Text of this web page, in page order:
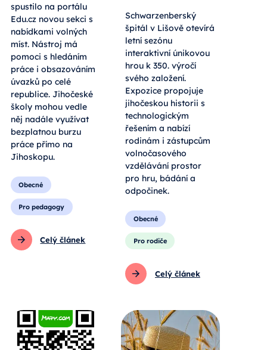
spustilo na portálu
Edu.cz novou sekci s
nabídkami volných
míst. Nástroj má
pomoci s hledáním
práce i obsazováním
úvazků po celé
republice. Jihočeské
školy mohou vedle
něj nadále využívat
bezplatnou burzu
práce přímo na
Jihoskopu.
Obecné
Pro pedagogy
Celý článek
Schwarzenberský
špitál v Lišově otevírá
letní sezónu
interaktivní únikovou
hrou k 350. výročí
svého založení.
Expozice propojuje
jihočeskou historii s
technologickým
řešením a nabízí
rodinám i zástupcům
volnočasového
vzdělávání prostor
pro hru, bádání a
odpočinek.
Obecné
Pro rodiče
Celý článek